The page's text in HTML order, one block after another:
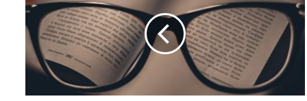
ז
ת